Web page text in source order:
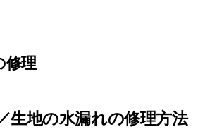
修理
生地の水漏れの修理方法